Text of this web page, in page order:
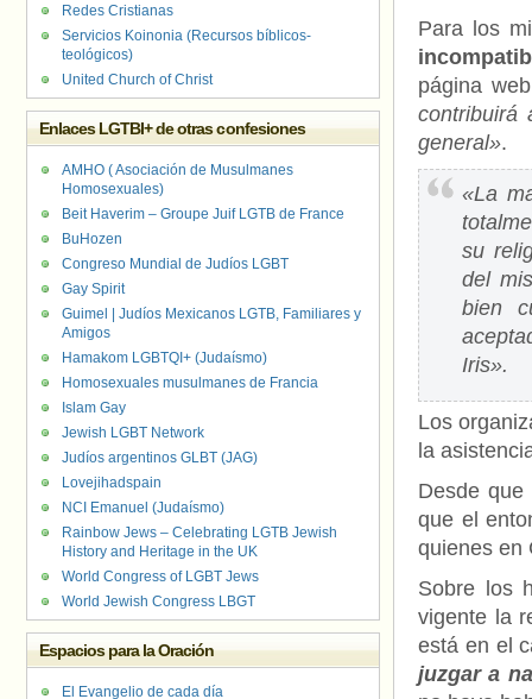
Para los
página
contribuirá
general».
«La
su
del
bien
Iris».
Los
la
Desde
que el
quienes en
Sobre los
vigente la
está en el
juzgar a
Redes Cristianas
Servicios Koinonia (Recursos bíblicos-
teológicos)
United Church of Christ
Enlaces LGTBI+ de otras confesiones
AMHO ( Asociación de Musulmanes
Homosexuales)
Beit Haverim – Groupe Juif LGTB de France
BuHozen
Congreso Mundial de Judíos LGBT
Gay Spirit
Guimel | Judíos Mexicanos LGTB, Familiares y
Amigos
Hamakom LGBTQI+ (Judaísmo)
Homosexuales musulmanes de Francia
Islam Gay
Jewish LGBT Network
Judíos argentinos GLBT (JAG)
Lovejihadspain
NCI Emanuel (Judaísmo)
Rainbow Jews – Celebrating LGTB Jewish
History and Heritage in the UK
World Congress of LGBT Jews
World Jewish Congress LBGT
Espacios para la Oración
El Evangelio de cada día